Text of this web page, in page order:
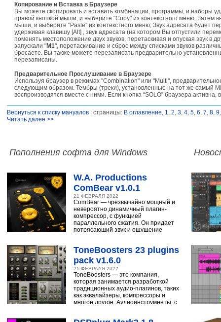
Копирование и Вставка в Браузере
Вы можете скопировать и вставить комбинации, программы, и наборы
правой кнопкой мыши, и выберите "Copy" из контекстного меню; Затем
мыши, и выберите "Paste" из контекстного меню; Звук адресата будет
удерживая клавишу [Alt] , звук адресата (на котором Вы отпустили
поменять местоположение двух звуков, перетаскивая и опуская звук в
запускали "M1", перетаскивание и сброс между списками звуков
бросаете. Вы также можете перезаписать предварительно
перезаписаны.
Предварительное Прослушивание в Браузере
Используя браузер в режимах "Combination" или "Multi",
следующим образом. Тембры (треки), установленные на тот же самый
воспроизводятся вместе с ними. Если кнопка “SOLO” браузера
Вернуться к списку мануалов | страницы: В оглавление, 1, 2, 3, 4, 5, 6, 7, 8, 9
Читать далее >>
Пополнения софта для Windows
W.A. Productions
ComBear v1.0.1
21 ФЕВРАЛЯ 2022
ComBear — чрезвычайно мощный и
невероятно динамичный плагин-
компрессор, с функцией
параллельного сжатия. Он придает
потрясающий звук и ощущение
ToneBoosters 23 plugins
pack v1.6.0
21 ФЕВРАЛЯ 2022
ToneBoosters — это компания,
которая занимается разработкой
традиционных аудио-плагинов, таких
как эквалайзеры, компрессоры и
многое другое. Аудиоинструменты, с